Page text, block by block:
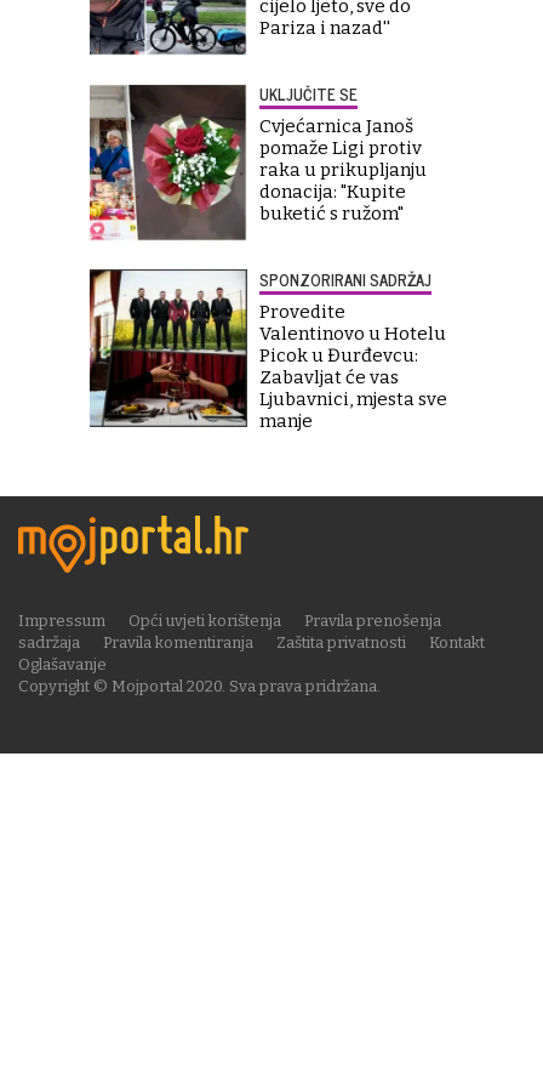
cijelo ljeto, sve do
Pariza i nazad''
UKLJUČITE SE
Cvjećarnica Janoš
pomaže Ligi protiv
raka u prikupljanju
donacija: "Kupite
buketić s ružom"
SPONZORIRANI SADRŽAJ
Provedite
Valentinovo u Hotelu
Picok u Đurđevcu:
Zabavljat će vas
Ljubavnici, mjesta sve
manje
Copyright © Mojportal 2020. Sva prava pridržana.
Impressum Opći uvjeti korištenja
Pravila prenošenja
sadržaja
Pravila komentiranja Zaštita privatnosti
Kontakt
Oglašavanje